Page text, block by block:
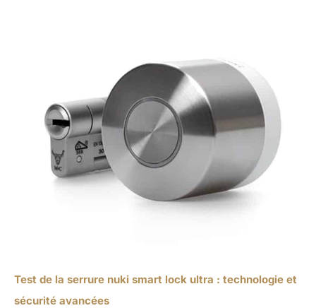
Test de la serrure nuki smart lock ultra : technologie et
sécurité avancées